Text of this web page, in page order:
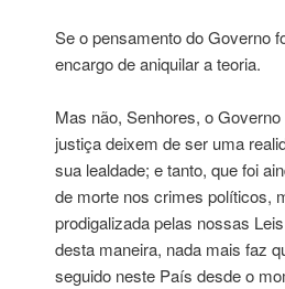
Se o pensamento do Governo
encargo de aniquilar a teoria.
Mas não, Senhores, o
justiça deixem de ser uma
sua lealdade; e tanto, que foi
de morte nos crimes políticos,
prodigalizada pelas nossas
desta maneira, nada mais faz
seguido neste País desde o